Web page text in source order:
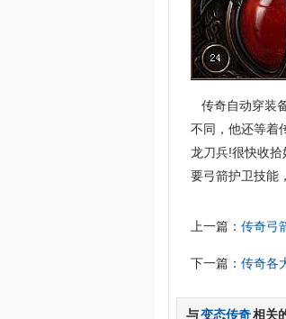
传奇自动穿装
不同，他还等着
龙刀兵!很快收
要弓箭护卫技能
上一篇：传奇弓
下一篇：传奇各
与变态传奇相关